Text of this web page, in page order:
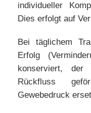
individueller
Dies erfolgt auf
Bei täglichem
Erfolg
konserviert, der
Rückfluss
Gewebedruck